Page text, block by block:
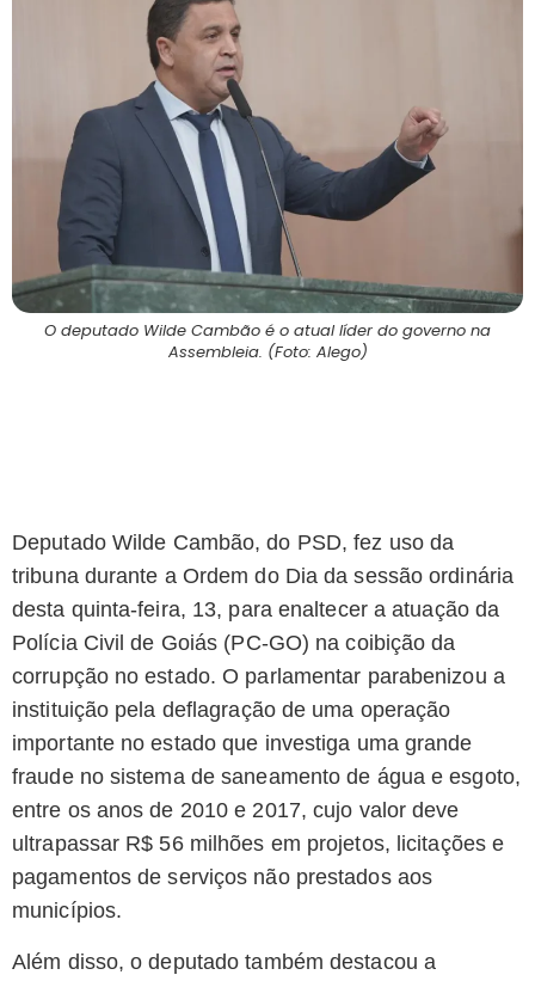
O deputado Wilde Cambão é o atual líder do governo na
Assembleia. (Foto: Alego)
Deputado Wilde Cambão, do PSD, fez uso da
tribuna durante a Ordem do Dia da sessão ordinária
desta quinta-feira, 13, para enaltecer a atuação da
Polícia Civil de Goiás (PC-GO) na coibição da
corrupção no estado. O parlamentar parabenizou a
instituição pela deflagração de uma operação
importante no estado que investiga uma grande
fraude no sistema de saneamento de água e esgoto,
entre os anos de 2010 e 2017, cujo valor deve
ultrapassar R$ 56 milhões em projetos, licitações e
pagamentos de serviços não prestados aos
municípios.
Além disso, o deputado também destacou a